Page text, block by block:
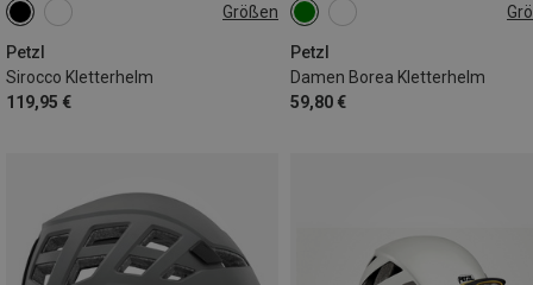
Größen
Petzl
Sirocco Kletterhelm
119,95 €
48-58CM
Petzl
Damen Borea Kletterhelm
59,80 €
52-58CM